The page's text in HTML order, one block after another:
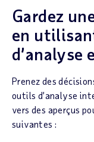
Gardez
en
d’analyse
Prenez des
outils d’analyse
vers des aperçus
suivantes :